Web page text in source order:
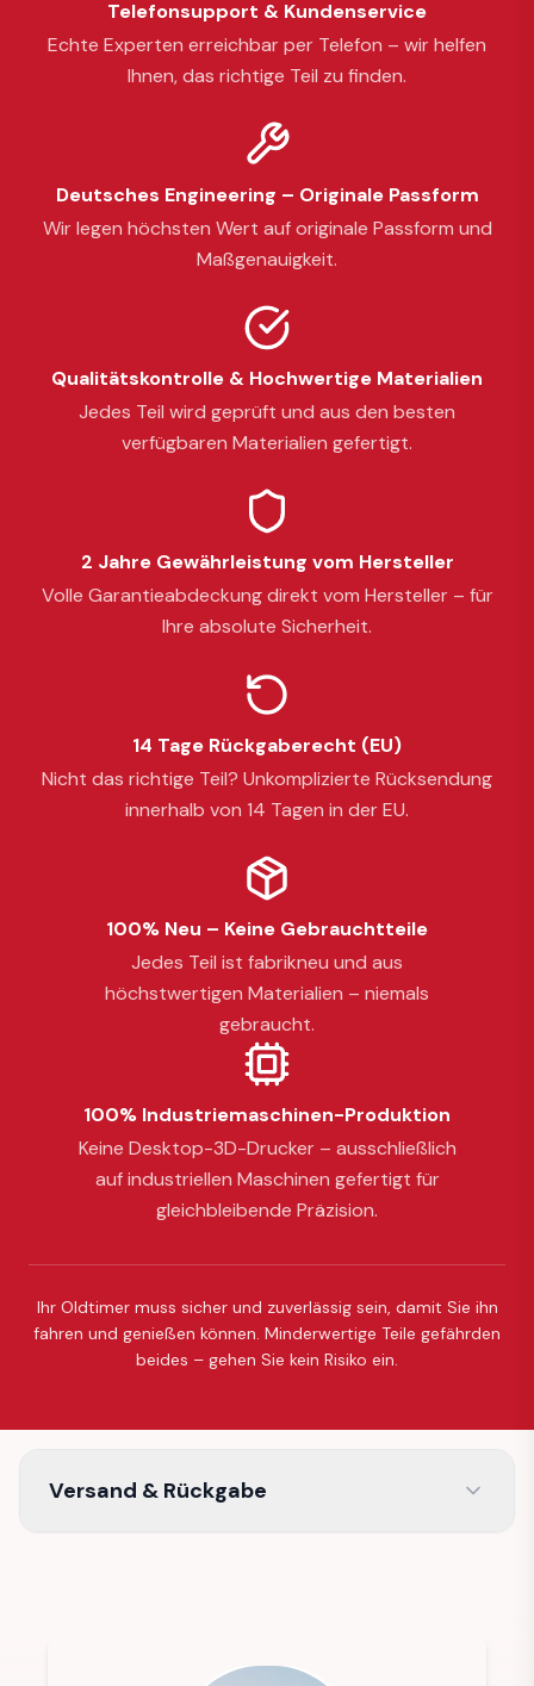
Telefonsupport & Kundenservice
Echte Experten erreichbar per Telefon – wir helfen
Ihnen, das richtige Teil zu finden.
Deutsches Engineering – Originale Passform
Wir legen höchsten Wert auf originale Passform und
Maßgenauigkeit.
Qualitätskontrolle & Hochwertige Materialien
Jedes Teil wird geprüft und aus den besten
verfügbaren Materialien gefertigt.
2 Jahre Gewährleistung vom Hersteller
Volle Garantieabdeckung direkt vom Hersteller – für
Ihre absolute Sicherheit.
14 Tage Rückgaberecht (EU)
Nicht das richtige Teil? Unkomplizierte Rücksendung
innerhalb von 14 Tagen in der EU.
100% Neu – Keine Gebrauchtteile
Jedes Teil ist fabrikneu und aus
höchstwertigen Materialien – niemals
gebraucht.
100% Industriemaschinen-Produktion
Keine Desktop-3D-Drucker – ausschließlich
auf industriellen Maschinen gefertigt für
gleichbleibende Präzision.
Ihr Oldtimer muss sicher und zuverlässig sein, damit Sie ihn
fahren und genießen können. Minderwertige Teile gefährden
beides – gehen Sie kein Risiko ein.
Versand & Rückgabe